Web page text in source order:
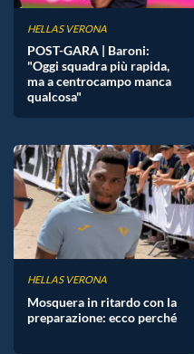
HELLAS VERONA
POST-GARA | Baroni:
"Oggi squadra più rapida,
ma a centrocampo manca
qualcosa"
HELLAS VERONA
Mosquera in ritardo con la
preparazione: ecco perché